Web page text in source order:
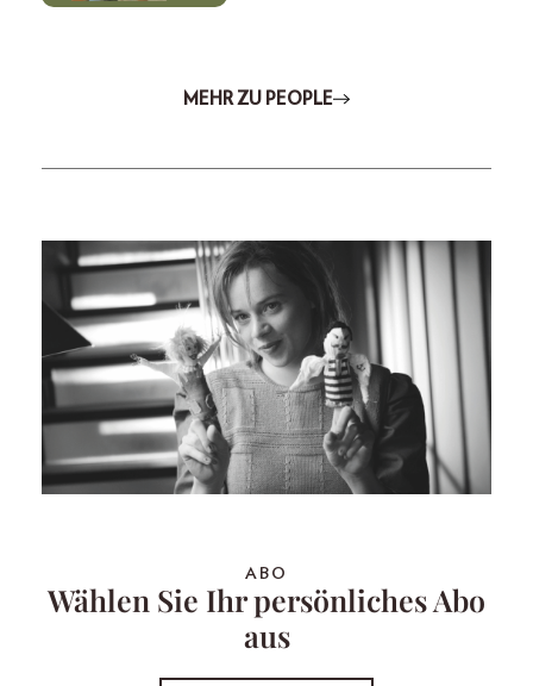
MEHR ZU PEOPLE
ABO
Wählen Sie Ihr persönliches Abo
aus